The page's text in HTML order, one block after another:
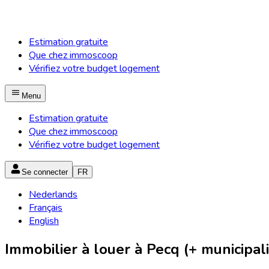
Estimation gratuite
Que chez immoscoop
Vérifiez votre budget logement
Menu
Estimation gratuite
Que chez immoscoop
Vérifiez votre budget logement
Se connecter FR
Nederlands
Français
English
Immobilier à louer à Pecq (+